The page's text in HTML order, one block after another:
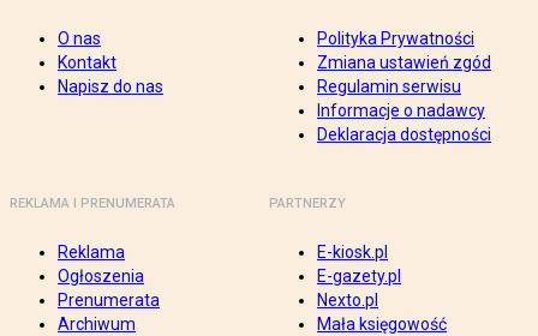
O nas
Kontakt
Napisz do nas
Polityka Prywatności
Zmiana ustawień zgód
Regulamin serwisu
Informacje o nadawcy
Deklaracja dostępności
REKLAMA I PRENUMERATA
Reklama
Ogłoszenia
Prenumerata
Archiwum
PARTNERZY
E-kiosk.pl
E-gazety.pl
Nexto.pl
Mała księgowość